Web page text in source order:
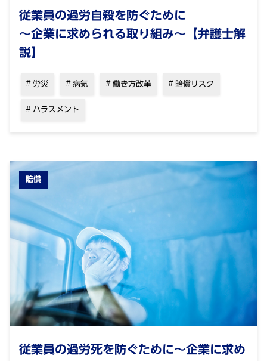
従業員の過労自殺を防ぐために
～企業に求められる取り組み～【弁護士解
説】
労災 病気 働き方改革 賠償リスク
ハラスメント
賠償
従業員の過労死を防ぐために～企業に求め